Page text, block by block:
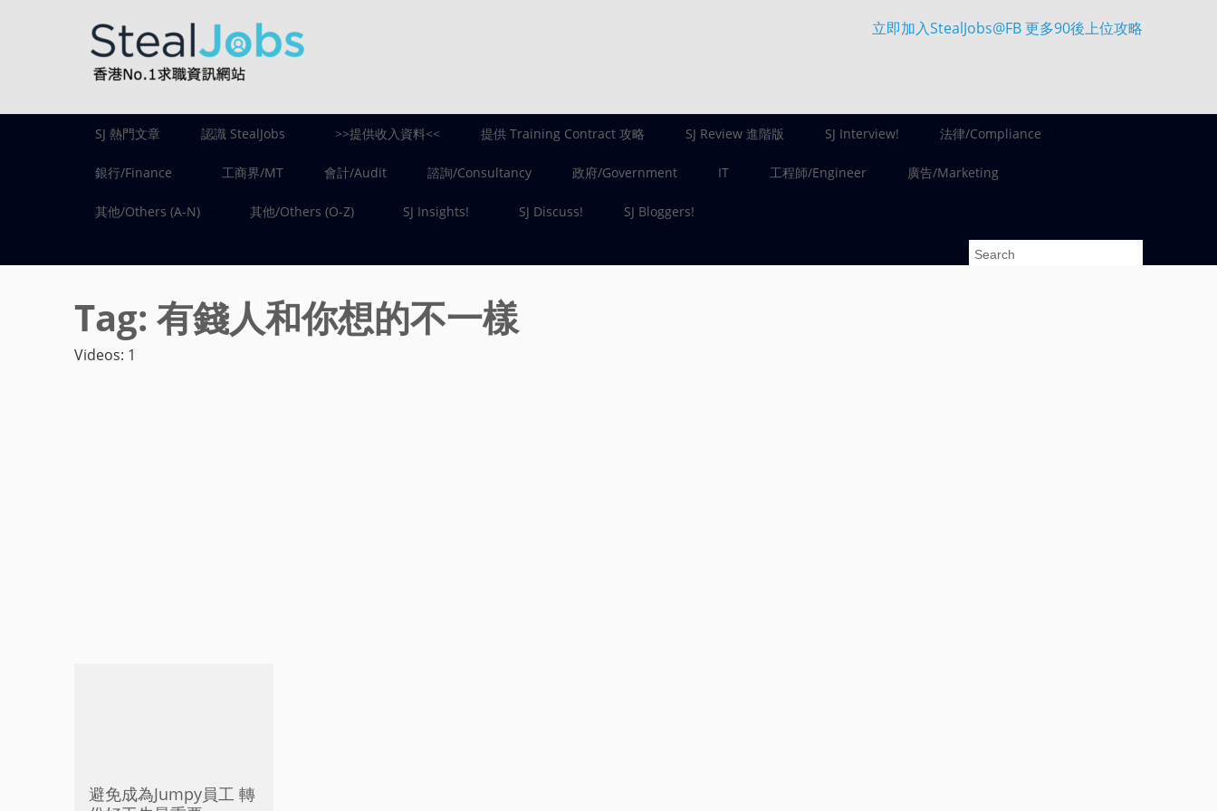
立即加入StealJobs@FB 更多90後上位攻略
SJ 熱門文章 認識 StealJobs >>提供收入資料<< 提供 Training Contract 攻略 SJ Review 進階版 SJ Interview! 法律/Compliance
銀行/Finance 工商界/MT 會計/Audit 諮詢/Consultancy 政府/Government IT 工程師/Engineer 廣告/Marketing
其他/Others (A-N) 其他/Others (O-Z) SJ Insights! SJ Discuss! SJ Bloggers!
Tag: 有錢人和你想的不一樣
Videos: 1
避免成為Jumpy員工 轉